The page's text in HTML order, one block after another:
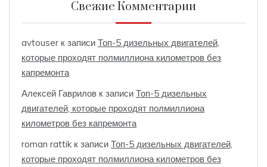
Свежие Комментарии
avtouser к записи Топ-5 дизельных двигателей,
которые проходят полмиллиона километров без
капремонта
Алексей Гаврилов к записи Топ-5 дизельных
двигателей, которые проходят полмиллиона
километров без капремонта
roman rattik к записи Топ-5 дизельных двигателей,
которые проходят полмиллиона километров без